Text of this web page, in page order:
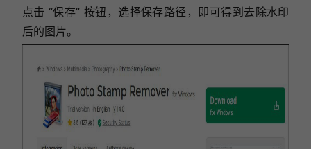
点击 “保存” 按钮，选择保存路径，即可得到去除水印
后的图片。